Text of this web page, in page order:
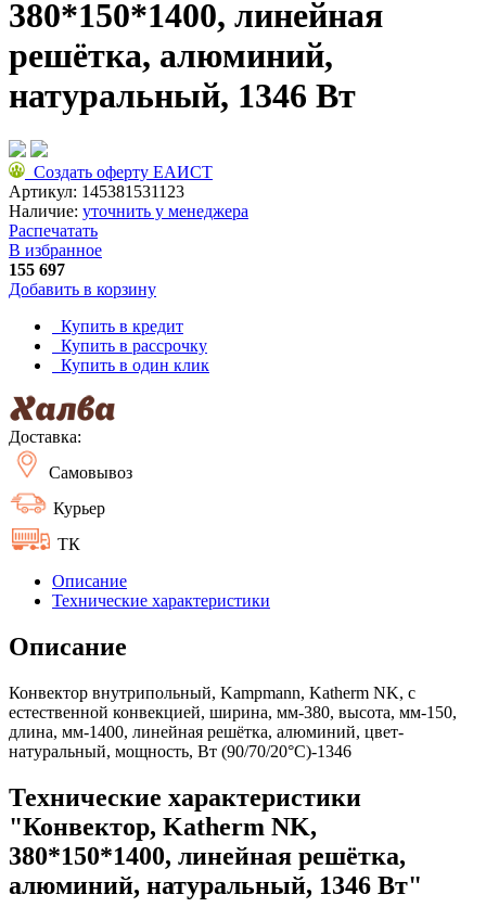
380*150*1400, линейная
решётка, алюминий,
натуральный, 1346 Вт
Создать оферту ЕАИСТ
Артикул: 145381531123
Наличие: уточнить у менеджера
Распечатать
В избранное
155 697
Добавить в корзину
Купить в кредит
Купить в рассрочку
Купить в один клик
Доставка:
Самовывоз
Курьер
ТК
Описание
Технические характеристики
Описание
Конвектор внутрипольный, Kampmann, Katherm NK, с
естественной конвекцией, ширина, мм-380, высота, мм-150,
длина, мм-1400, линейная решётка, алюминий, цвет-
натуральный, мощность, Вт (90/70/20°C)-1346
Технические характеристики
"Конвектор, Katherm NK,
380*150*1400, линейная решётка,
алюминий, натуральный, 1346 Вт"